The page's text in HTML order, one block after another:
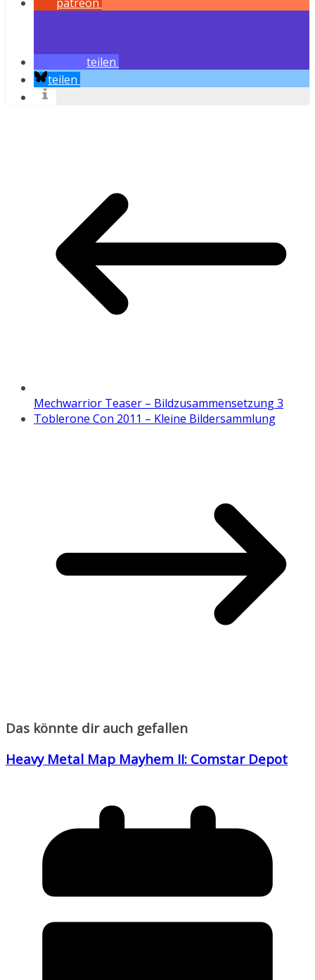
teilen
teilen
Mechwarrior Teaser – Bildzusammensetzung 3
Toblerone Con 2011 – Kleine Bildersammlung
Das könnte dir auch gefallen
Heavy Metal Map Mayhem II: Comstar Depot